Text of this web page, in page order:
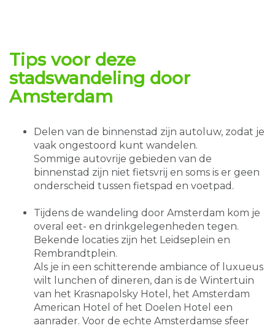
Tips voor deze
stadswandeling door
Amsterdam
Delen van de binnenstad zijn autoluw, zodat je
vaak ongestoord kunt wandelen.
Sommige autovrije gebieden van de
binnenstad zijn niet fietsvrij en soms is er geen
onderscheid tussen fietspad en voetpad.
Tijdens de wandeling door Amsterdam kom je
overal eet- en drinkgelegenheden tegen.
Bekende locaties zijn het Leidseplein en
Rembrandtplein.
Als je in een schitterende ambiance of luxueus
wilt lunchen of dineren, dan is de Wintertuin
van het Krasnapolsky Hotel, het Amsterdam
American Hotel of het Doelen Hotel een
aanrader. Voor de echte Amsterdamse sfeer